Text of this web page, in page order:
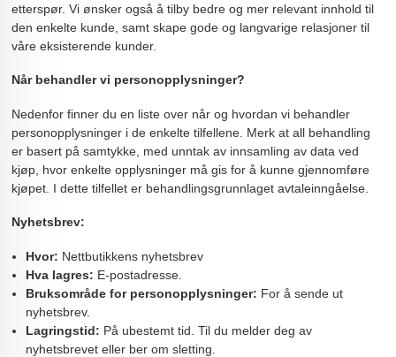
etterspør. Vi ønsker også å tilby bedre og mer relevant innhold til
den enkelte kunde, samt skape gode og langvarige relasjoner til
våre eksisterende kunder.
Når behandler vi personopplysninger?
Nedenfor finner du en liste over når og hvordan vi behandler
personopplysninger i de enkelte tilfellene. Merk at all behandling
er basert på samtykke, med unntak av innsamling av data ved
kjøp, hvor enkelte opplysninger må gis for å kunne gjennomføre
kjøpet. I dette tilfellet er behandlingsgrunnlaget avtaleinngåelse.
Nyhetsbrev:
Hvor: Nettbutikkens nyhetsbrev
Hva lagres: E-postadresse.
Bruksområde for personopplysninger: For å sende ut
nyhetsbrev.
Lagringstid: På ubestemt tid. Til du melder deg av
nyhetsbrevet eller ber om sletting.